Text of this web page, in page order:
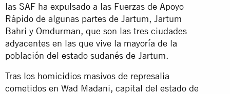
las SAF ha expulsado a las Fuerzas de Apoyo
Rápido de algunas partes de Jartum, Jartum
Bahri y Omdurman, que son las tres ciudades
adyacentes en las que vive la mayoría de la
población del estado sudanés de Jartum.
Tras los homicidios masivos de represalia
cometidos en Wad Madani, capital del estado de